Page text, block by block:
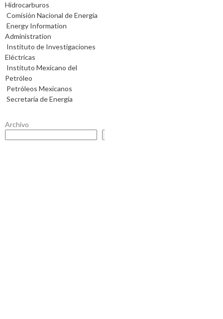
Hidrocarburos
Comisión Nacional de Energía
Energy Information
Administration
Instituto de Investigaciones
Eléctricas
Instituto Mexicano del
Petróleo
Petróleos Mexicanos
Secretaría de Energía
Archivo